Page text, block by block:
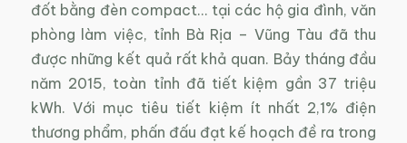
đốt bằng đèn compact… tại các hộ gia đình, văn
phòng làm việc, tỉnh Bà Rịa – Vũng Tàu đã thu
được những kết quả rất khả quan. Bảy tháng đầu
năm 2015, toàn tỉnh đã tiết kiệm gần 37 triệu
kWh. Với mục tiêu tiết kiệm ít nhất 2,1% điện
thương phẩm, phấn đấu đạt kế hoạch đề ra trong